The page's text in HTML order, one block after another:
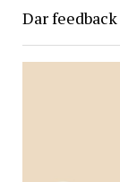
Dar